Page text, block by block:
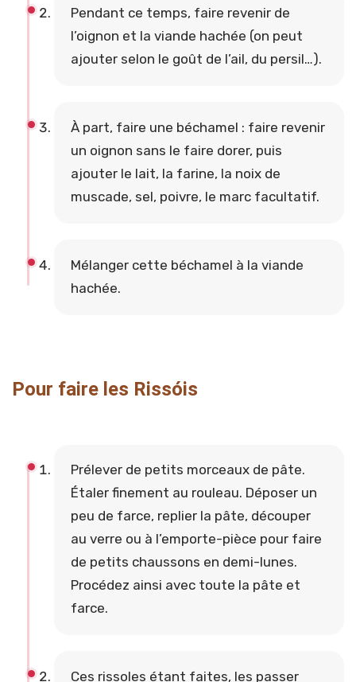
Pendant ce temps, faire revenir de
l’oignon et la viande hachée (on peut
ajouter selon le goût de l’ail, du persil…).
À part, faire une béchamel : faire revenir
un oignon sans le faire dorer, puis
ajouter le lait, la farine, la noix de
muscade, sel, poivre, le marc facultatif.
Mélanger cette béchamel à la viande
hachée.
Pour faire les Rissóis
Prélever de petits morceaux de pâte.
Étaler finement au rouleau. Déposer un
peu de farce, replier la pâte, découper
au verre ou à l’emporte-pièce pour faire
de petits chaussons en demi-lunes.
Procédez ainsi avec toute la pâte et
farce.
Ces rissoles étant faites, les passer